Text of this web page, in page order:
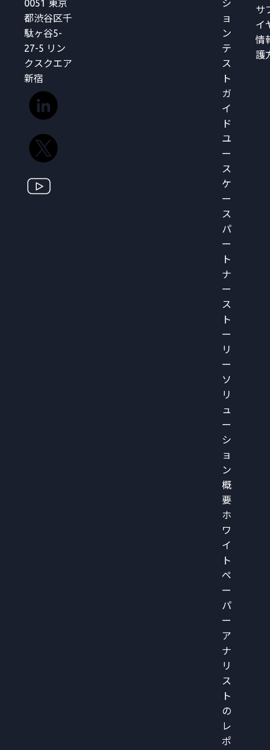
0051 東京
都渋谷区千
駄ヶ谷5-
27-5 リン
クスクエア
新宿
シ
ョ
ン
テ
ス
ト
ガ
イ
ド
ユ
ー
ス
ケ
ー
ス
パ
ー
ト
ナ
ー
ス
ト
ー
リ
ー
ソ
リ
ュ
ー
シ
ョ
ン
概
要
ホ
ワ
イ
ト
ペ
ー
パ
ー
ア
ナ
リ
ス
ト
の
レ
ポ
サ
イ
情
護